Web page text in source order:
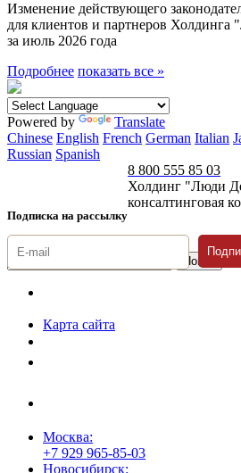
Изменение действующего
для клиентов и партнеров
за июль 2026 года
Подробнее показать все »
Powered by
Translate
Chinese English French German Italian
Russian Spanish
Подписка на рассылку
8 800 555 85 03
Холдинг "Люди
консалтинговая
Карта сайта
Москва:
+7 929 965-85-03
Новосибирск: